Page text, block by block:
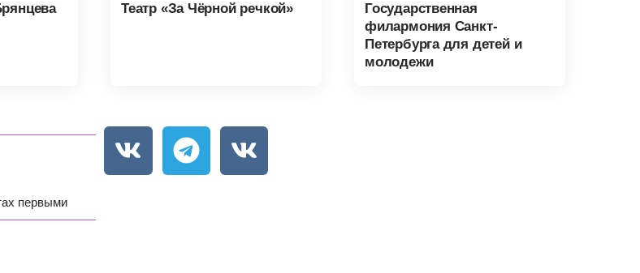
Театр «За Чёрной речкой»
Государственная
филармония Санкт-
Петербурга для детей и
молодежи
первыми